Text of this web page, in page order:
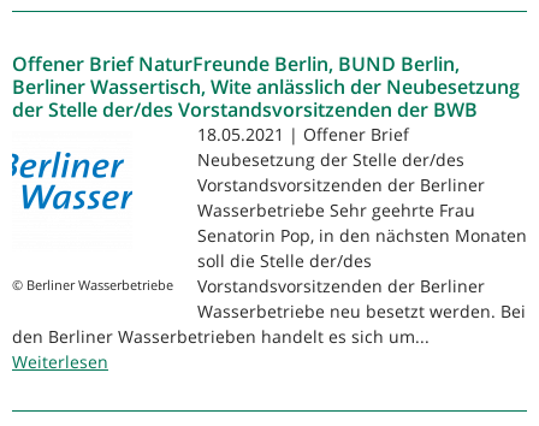
Gemeinden
für
Recht
auf
und
gesunde
Umwelt
Offener Brief NaturFreunde Berlin, BUND Berlin,
Berliner Wassertisch, Wite anlässlich der Neubesetzung
der Stelle der/des Vorstandsvorsitzenden der BWB
© Berliner Wasserbetriebe
18.05.2021 | Offener Brief
Neubesetzung der Stelle der/des
Vorstandsvorsitzenden der Berliner
Wasserbetriebe Sehr geehrte Frau
Senatorin Pop, in den nächsten Monaten
soll die Stelle der/des
Vorstandsvorsitzenden der Berliner
Wasserbetriebe neu besetzt werden. Bei
den Berliner Wasserbetrieben handelt es sich um...
Weiterlesen
Brief